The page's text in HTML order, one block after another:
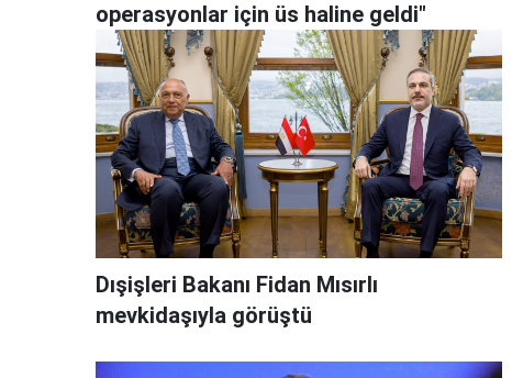
operasyonlar için üs haline geldi"
Dışişleri Bakanı Fidan Mısırlı
mevkidaşıyla görüştü